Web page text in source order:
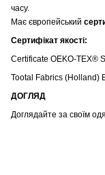
часу.
Має європейський
Сертифікат якості:
Certificate OEKO-TEX®
Tootal Fabrics (Holland)
ДОГЛЯД
Доглядайте за своїм